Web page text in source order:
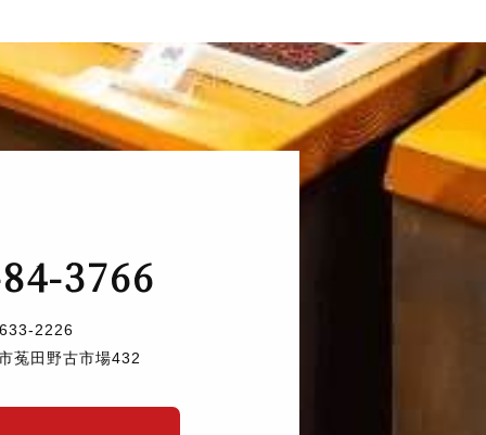
3766
2226
菟田野古市場432